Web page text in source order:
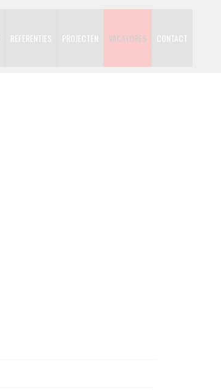
REFERENTIES PROJECTEN VACATURES CONTACT